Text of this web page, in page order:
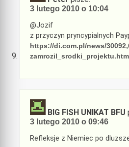
3 lutego 2010 o 10:04
@Jozif
z przyczyn pryncypialnych
https://di.com.pl/news/
BIG FISH UNIKAT BFU
3 lutego 2010 o 09:46
Refleksje z Niemiec po